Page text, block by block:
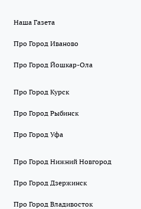
Наша Газета
Про Город Иваново
Про Город Йошкар-Ола
Про Город Курск
Про Город Рыбинск
Про Город Уфа
Про Город Нижний Новгород
Про Город Дзержинск
Про Город Владивосток